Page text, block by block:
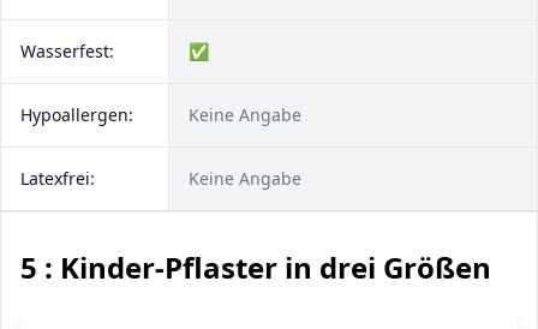
Wasserfest: ✅
Hypoallergen: Keine Angabe
Latexfrei: Keine Angabe
5 : Kinder-Pflaster in drei Größen